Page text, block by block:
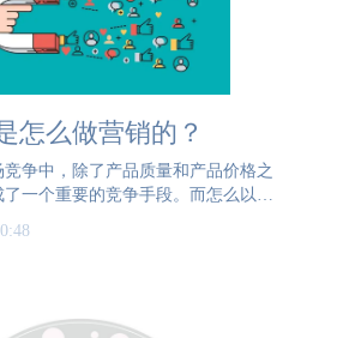
怎么做营销的？
争中，除了产品质量和产品价格之
一个重要的竞争手段。而怎么以较
营销效果，已经成为了众多品牌商
引更多消费者的重要关注点。随着